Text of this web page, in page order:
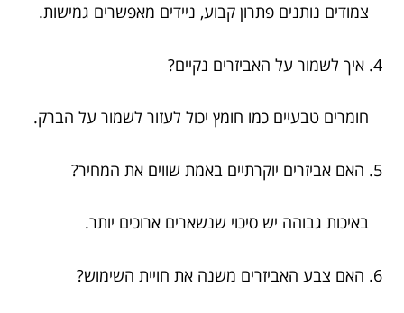
צמודים נותנים פתרון קבוע, ניידים מאפשרים גמישות.
4. איך לשמור על האביזרים נקיים?
חומרים טבעיים כמו חומץ יכול לעזור לשמור על הברק.
5. האם אביזרים יוקרתיים באמת שווים את המחיר?
באיכות גבוהה יש סיכוי שנשארים ארוכים יותר.
6. האם צבע האביזרים משנה את חויית השימוש?